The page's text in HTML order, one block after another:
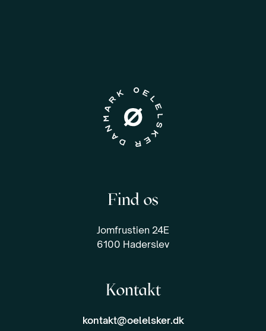
Find os
Jomfrustien 24E
6100 Haderslev
Kontakt
kontakt@oelelsker.dk